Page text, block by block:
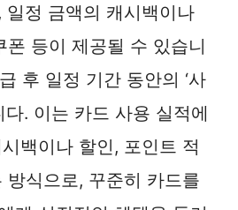
일정 금액의 캐시백이나
등이 제공될 수 있습니
후 일정 기간 동안의 ‘사
다. 이는 카드 사용 실적에
백이나 할인, 포인트 적
방식으로, 꾸준히 카드를